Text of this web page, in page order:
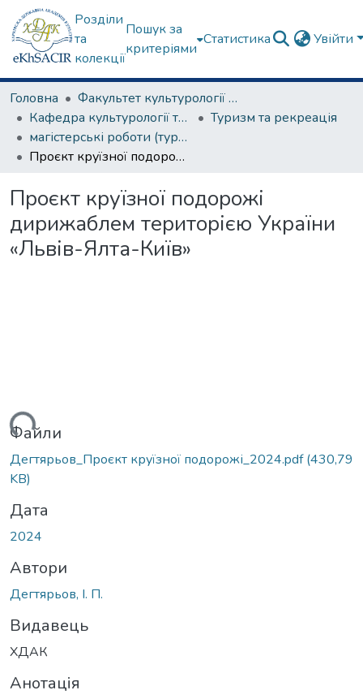
Розділи
та
колекції
Пошук за
критеріями
Статистика Увійти
Головна
Факультет культурології та соціальних комунікацій
Кафедра культурології та музеєзнавства
Туризм та рекреація
магістерські роботи (туризм та рекреація)
Проєкт круїзної подорожі дирижаблем територією України «Львів-Ялта-Київ»
Проєкт круїзної подорожі
дирижаблем територією України
«Львів-Ялта-Київ»
Файли
Дегтярьов_Проєкт круїзної подорожі_2024.pdf(430,79
KB)
Дата
2024
Автори
Дегтярьов, І. П.
Видавець
ХДАК
Анотація